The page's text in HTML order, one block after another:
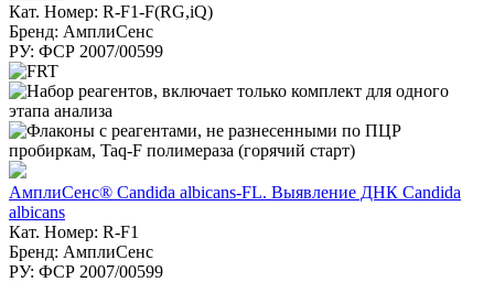
Кат. Номер: R-F1-F(RG,iQ)
Бренд: АмплиСенс
РУ: ФСР 2007/00599
АмплиСенс® Candida albicans-FL. Выявление ДНК Candida
albicans
Кат. Номер: R-F1
Бренд: АмплиСенс
РУ: ФСР 2007/00599